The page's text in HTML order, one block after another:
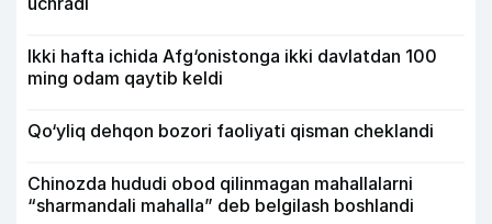
Ikki hafta ichida Afg‘onistonga ikki davlatdan 100
ming odam qaytib keldi
Qo‘yliq dehqon bozori faoliyati qisman cheklandi
Chinozda hududi obod qilinmagan mahallalarni
“sharmandali mahalla” deb belgilash boshlandi